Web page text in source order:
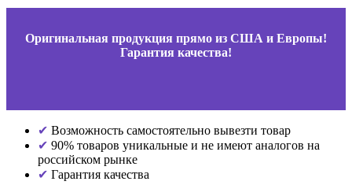
Оригинальная продукция прямо из США и Европы!
Гарантия качества!
Возможность самостоятельно вывезти товар
90% товаров уникальные и не имеют аналогов на
российском рынке
Гарантия качества